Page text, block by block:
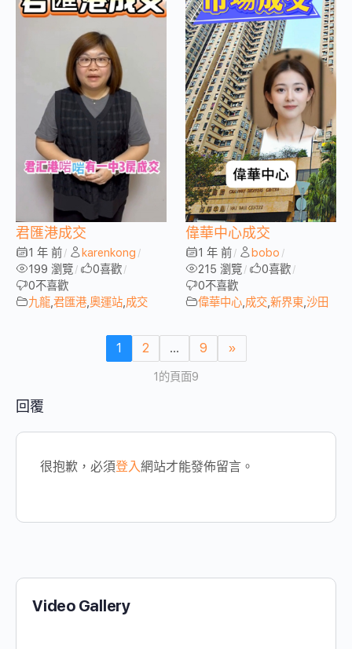
君匯港成交
1 年 前 / karenkong /
199 瀏覽 / 0喜歡 /
0不喜歡
九龍 君匯港 奧運站 成交
偉華中心成交
1 年 前 / bobo /
215 瀏覽 / 0喜歡 /
0不喜歡
偉華中心 成交 新界東 沙田
1 2 ... 9 »
1的頁面9
回覆
很抱歉，必須登入網站才能發佈留言。
Video Gallery